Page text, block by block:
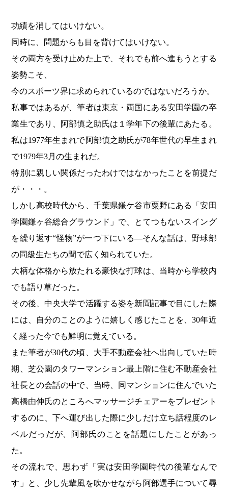
功績を消してはいけない。
同時に、問題からも目を背けてはいけない。
その両方を受け止めた上で、それでも前へ進もうとする
姿勢こそ、
今のスポーツ界に求められているのではないだろうか。
私事ではあるが、筆者は東京・両国にある安田学園の卒
業生であり、阿部慎之助氏は１学年下の後輩にあたる。
私は1977年生まれで阿部慎之助氏が78年世代の早生まれ
で1979年3月の生まれだ。
特別に親しい関係だったわけではなかったことを前提だ
が・・・。
しかし高校時代から、千葉県鎌ケ谷市粟野にある「安田
学園鎌ヶ谷総合グラウンド」で、とてつもないスイング
を繰り返す“怪物”が一つ下にいる―そんな話は、野球部
の同級生たちの間で広く知られていた。
大柄な体格から放たれる豪快な打球は、当時から学校内
でも語り草だった。
その後、中央大学で活躍する姿を新聞記事で目にした際
には、自分のことのように嬉しく感じたことを、30年近
く経った今でも鮮明に覚えている。
また筆者が30代の頃、大手不動産会社へ出向していた時
期、芝公園のタワーマンション最上階に住む不動産会社
社長との会話の中で、当時、同マンションに住んでいた
高橋由伸氏のところへマッサージチェアーをプレゼント
するのに、下へ運び出した際に少しだけ立ち話程度のレ
ベルだっだが、阿部氏のことを話題にしたことがあっ
た。
その流れで、思わず「実は安田学園時代の後輩なんで
す」と、少し先輩風を吹かせながら阿部選手について尋